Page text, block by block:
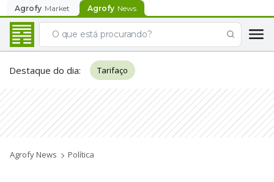
Agrofy Market Agrofy News
Destaque do dia: Tarifaço
Agrofy News Política